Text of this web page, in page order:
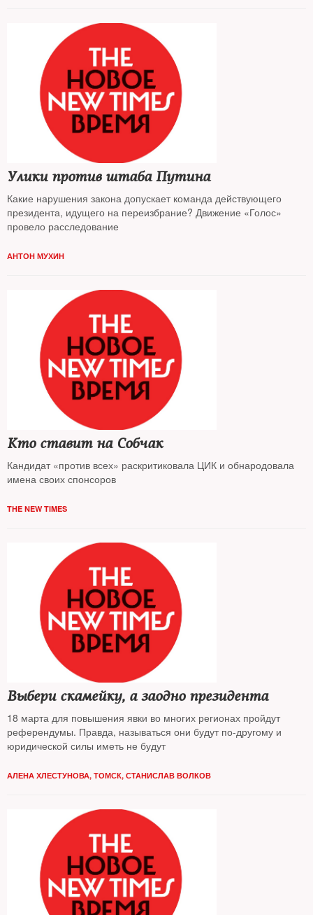
Улики против штаба Путина
Какие нарушения закона допускает команда действующего
президента, идущего на переизбрание? Движение «Голос»
провело расследование
АНТОН МУХИН
Кто ставит на Собчак
Кандидат «против всех» раскритиковала ЦИК и обнародовала
имена своих спонсоров
THE NEW TIMES
Выбери скамейку, а заодно президента
18 марта для повышения явки во многих регионах пройдут
референдумы. Правда, называться они будут по-другому и
юридической силы иметь не будут
АЛЕНА ХЛЕСТУНОВА, ТОМСК, СТАНИСЛАВ ВОЛКОВ